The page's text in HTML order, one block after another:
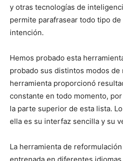
y otras tecnologías de
permite parafrasear todo tipo
intención.
Hemos probado esta
probado sus distintos modos de
herramienta proporcionó
constante en todo momento,
la parte superior de esta lista.
ella es su interfaz sencilla y su
La herramienta de